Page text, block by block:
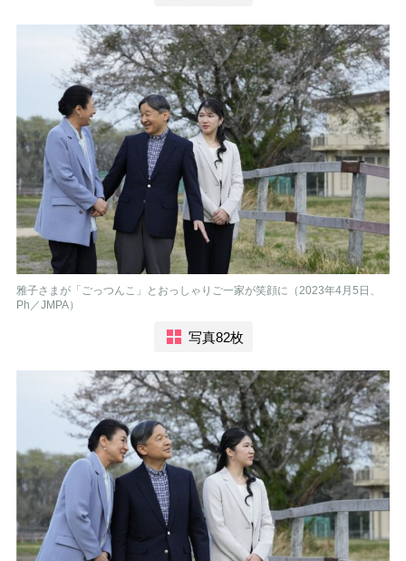
雅子さまが「ごっつんこ」とおっしゃりご一家が笑顔に（2023年4月5日、
Ph／JMPA）
写真82枚